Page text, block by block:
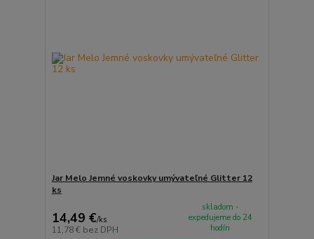
Jar Melo Jemné voskovky umývateľné Glitter 12
ks
14,49 €/ks
11,78 € bez DPH
skladom -
expedujeme do 24
hodín